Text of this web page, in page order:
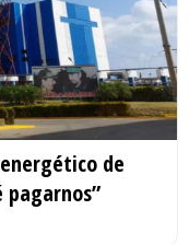
de
pagarnos”